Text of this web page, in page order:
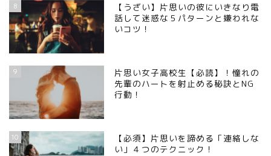
8
【うざい】片思いの彼にいきなり電
話して迷惑な５パターンと嫌われな
いコツ！
9
片思い女子高校生【必読】！憧れの
先輩のハートを射止める秘訣とNG
行動！
10
【必須】片思いを諦める「連絡しな
い」４つのテクニック！